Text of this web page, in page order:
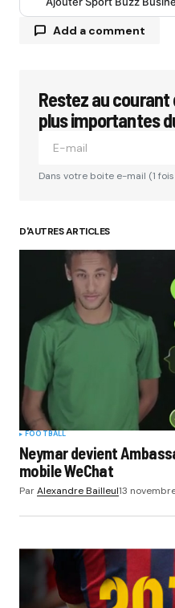
Add a comment
Votre adresse e-mail
champs obligatoires
Your Name*
Your E-mail*
Submit Comment
Restez au courant
plus importantes
Dans votre boite e-mail (1
D'AUTRES ARTICLES
FOOTBALL
Neymar devient
mobile WeChat
ParAlexandre Bailleul13